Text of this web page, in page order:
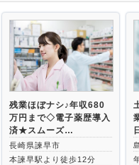
残業ほぼナシ♪年収680
万円まで◇電子薬歴導入
済★スムーズ…
長崎県諫早市
本諫早駅より徒歩12分